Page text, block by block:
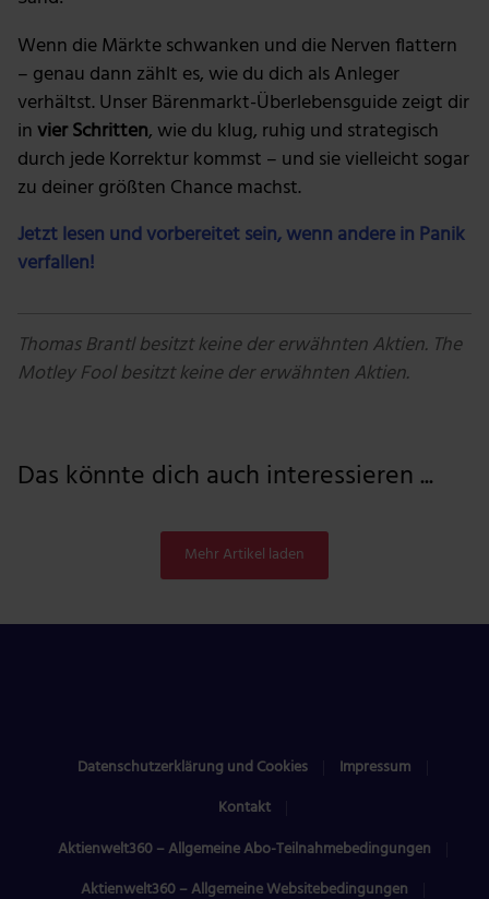
Wenn die Märkte schwanken und die Nerven flattern
– genau dann zählt es, wie du dich als Anleger
verhältst. Unser Bärenmarkt-Überlebensguide zeigt dir
invier Schritten, wie du klug, ruhig und strategisch
durch jede Korrektur kommst – und sie vielleicht sogar
zu deiner größten Chance machst.
Jetzt lesen und vorbereitet sein, wenn andere in Panik
verfallen!
Thomas Brantl besitzt keine der erwähnten Aktien. The
Motley Fool besitzt keine der erwähnten Aktien.
Das könnte dich auch interessieren ...
Mehr Artikel laden
Datenschutzerklärung und Cookies
Impressum
Kontakt
Aktienwelt360 – Allgemeine Abo-Teilnahmebedingungen
Aktienwelt360 – Allgemeine Websitebedingungen